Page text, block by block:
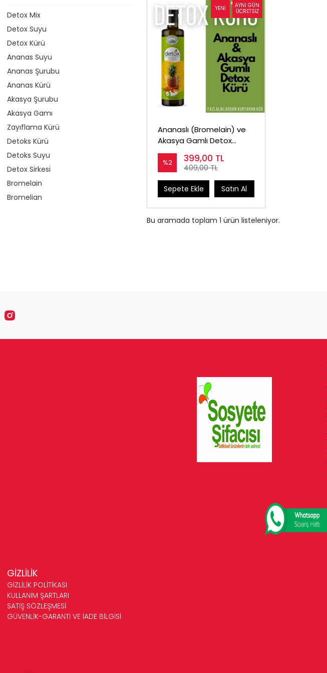
Detox Mix
Detox Suyu
Detox Kürü
Ananas Suyu
Ananas Şurubu
Ananas Kürü
Akasya Şurubu
Akasya Gamı
Zayıflama Kürü
Detoks Kürü
Detoks Suyu
Detox Sirkesi
Bromelain
Bromelian
Ananaslı (Bromelain) ve
Akasya Gamlı Detox
(Detoks) Kürü 475ml
%2 399,00 TL
409,00 TL
Sepete Ekle Satın Al
Bu aramada toplam 1 ürün listeleniyor.
GİZLİLİK
GİZLİLİK POLİTİKASI
KULLANIM ŞARTLARI
SATIŞ SÖZLEŞMESİ
GÜVENLİK-GARANTİ VE İADE BİLGİSİ